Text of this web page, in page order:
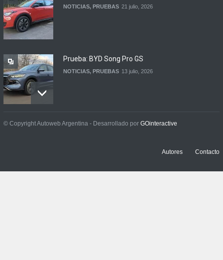
NOTICIAS, PRUEBAS 21 julio, 2026
Prueba: BYD Song Pro GS
NOTICIAS, PRUEBAS 13 julio, 2026
Contacto: Jeep Wrangler
© Copyright Autoweb Argentina - Desarrollado por GOinteractive
Autores Contacto